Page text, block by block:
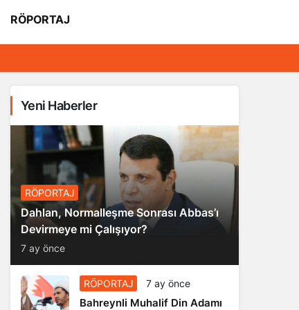
RÖPORTAJ
Yeni Haberler
RÖPORTAJ
Dahlan, Normalleşme Sonrası Abbas’ı
Devirmeye mi Çalışıyor?
7 ay önce
RÖPORTAJ 7 ay önce
Bahreynli Muhalif Din Adamı